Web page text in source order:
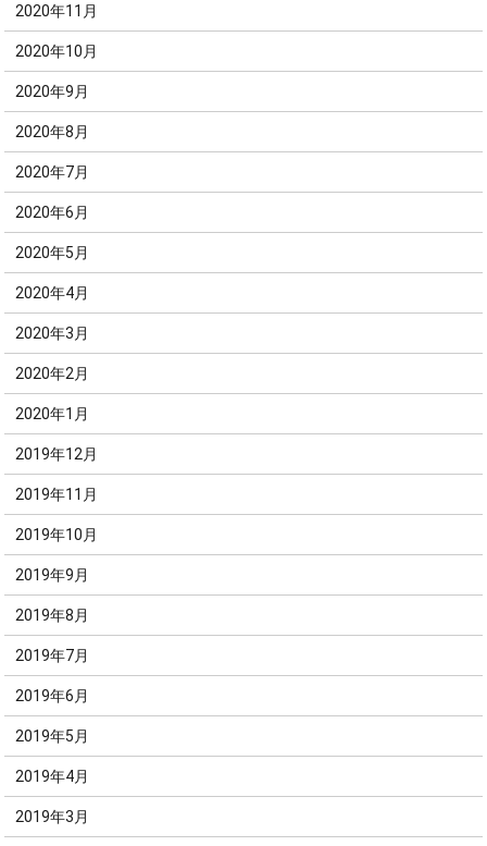
2020年11月
2020年10月
2020年9月
2020年8月
2020年7月
2020年6月
2020年5月
2020年4月
2020年3月
2020年2月
2020年1月
2019年12月
2019年11月
2019年10月
2019年9月
2019年8月
2019年7月
2019年6月
2019年5月
2019年4月
2019年3月